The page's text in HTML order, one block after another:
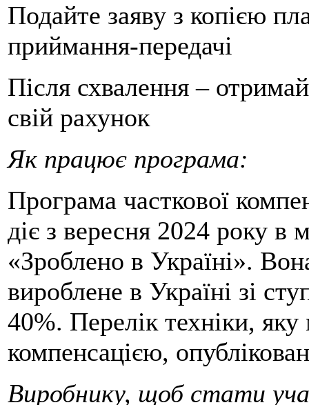
Подайте заяву з копією
приймання-передачі
Після схвалення –
свій рахунок
Як працює програма:
Програма часткової
діє з вересня 2024 року в
«Зроблено в Україні».
вироблене в Україні зі
40%. Перелік техніки,
компенсацією,
Виробнику, щоб стати